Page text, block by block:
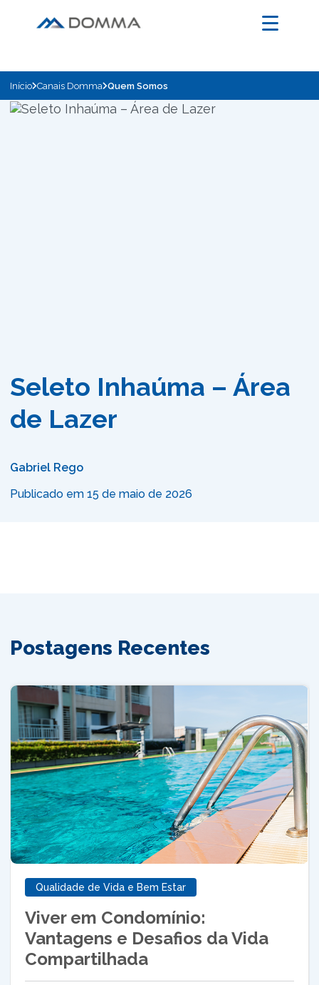
Início Canais Domma Quem Somos
Seleto Inhaúma – Área
de Lazer
Gabriel Rego
Publicado em 15 de maio de 2026
Postagens Recentes
Qualidade de Vida e Bem Estar
Viver em Condomínio:
Vantagens e Desafios da Vida
Compartilhada